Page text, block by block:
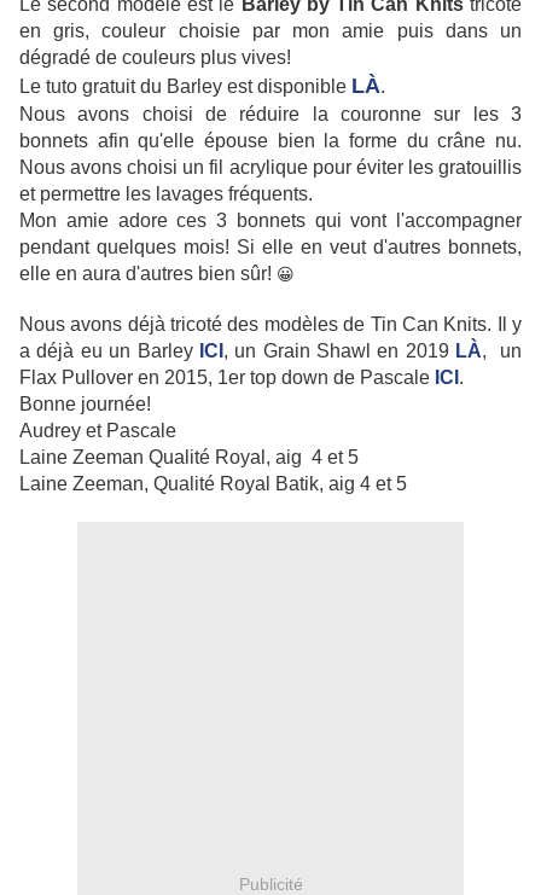
Le second modèle est le Barley by Tin Can Knitstricoté
en gris, couleur choisie par mon amie puis dans un
dégradé de couleurs plus vives!
Le tuto gratuit du Barley est disponible LÀ.
Nous avons choisi de réduire la couronne sur les 3
bonnets afin qu'elle épouse bien la forme du crâne nu.
Nous avons choisi un fil acrylique pour éviter les gratouillis
et permettre les lavages fréquents.
Mon amie adore ces 3 bonnets qui vont l'accompagner
pendant quelques mois! Si elle en veut d'autres bonnets,
elle en aura d'autres bien sûr! 😀
Nous avons déjà tricoté des modèles de Tin Can Knits. Il y
a déjà eu un Barley ICI , un Grain Shawl en 2019 LÀ, un
Flax Pullover en 2015, 1er top down de Pascale ICI .
Bonne journée!
Audrey et Pascale
Laine Zeeman Qualité Royal, aig 4 et 5
Laine Zeeman, Qualité Royal Batik, aig 4 et 5
Publicité